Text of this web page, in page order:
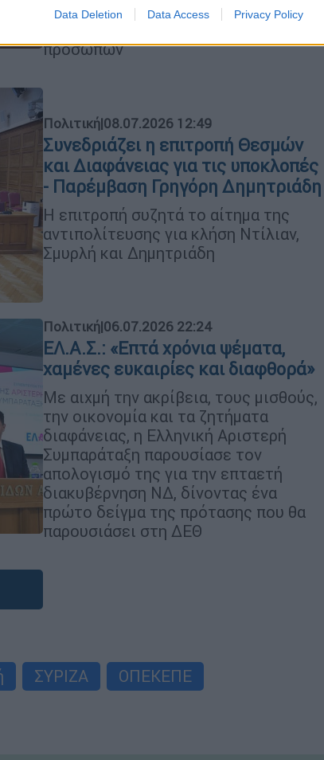
Data Deletion Data Access Privacy Policy
η αντιπολίτευση ζήτησε μετ’
προσώπων
Πολιτική|08.07.2026 12:49
Συνεδριάζει η επιτροπή Θεσμών
και Διαφάνειας για τις υποκλοπές
- Παρέμβαση Γρηγόρη Δημητριάδη
Η επιτροπή συζητά το αίτημα της
αντιπολίτευσης για κλήση Ντίλιαν,
Σμυρλή και Δημητριάδη
Πολιτική|06.07.2026 22:24
ΕΛ.Α.Σ.: «Επτά χρόνια ψέματα,
χαμένες ευκαιρίες και διαφθορά»
Με αιχμή την ακρίβεια, τους μισθούς,
την οικονομία και τα ζητήματα
διαφάνειας, η Ελληνική Αριστερή
Συμπαράταξη παρουσίασε τον
απολογισμό της για την επταετή
διακυβέρνηση ΝΔ, δίνοντας ένα
πρώτο δείγμα της πρότασης που θα
παρουσιάσει στη ΔΕΘ
ΣΥΡΙΖΑ
ΟΠΕΚΕΠΕ